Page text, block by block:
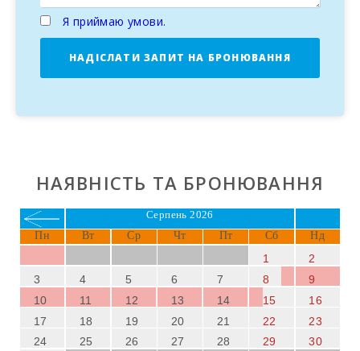
приватний балконз видом на терасу та сад.
Природне середовище та розваги для всіх
Оточена
ідеальне місце для дослідженняприроди Майорки.
Can Vadell Calonge– це ідеальний вибір
длярозкішного відпочинку на Майорці
поєднуючиспокій,комфортта близькість до
Я приймаю умови.
НАДІСЛАТИ ЗАПИТ НА БРОНЮВАННЯ
НАЯВНІСТЬ ТА БРОНЮВАННЯ
Серпень 2026
Пн Вт Ср Чт Пт Сб Нд
1
2
3
4 5 6 7 8
9
10
11 12 13 14 15
16
17
18 19 20 21 22
23
24
25 26 27 28 29
30